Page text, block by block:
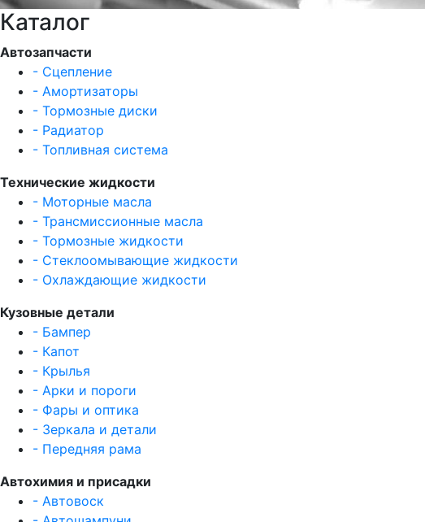
Каталог
Автозапчасти
- Сцепление
- Амортизаторы
- Тормозные диски
- Радиатор
- Топливная система
Технические жидкости
- Моторные масла
- Трансмиссионные масла
- Тормозные жидкости
- Стеклоомывающие жидкости
- Охлаждающие жидкости
Кузовные детали
- Бампер
- Капот
- Крылья
- Арки и пороги
- Фары и оптика
- Зеркала и детали
- Передняя рама
Автохимия и присадки
- Автовоск